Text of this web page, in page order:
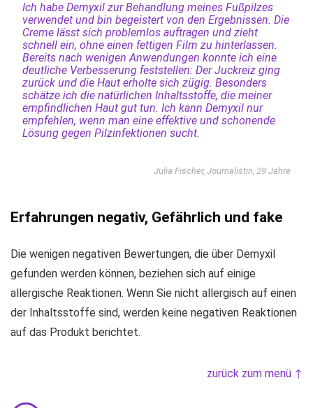
Ich habe Demyxil zur Behandlung meines Fußpilzes
verwendet und bin begeistert von den Ergebnissen. Die
Creme lässt sich problemlos auftragen und zieht
schnell ein, ohne einen fettigen Film zu hinterlassen.
Bereits nach wenigen Anwendungen konnte ich eine
deutliche Verbesserung feststellen: Der Juckreiz ging
zurück und die Haut erholte sich zügig. Besonders
schätze ich die natürlichen Inhaltsstoffe, die meiner
empfindlichen Haut gut tun. Ich kann Demyxil nur
empfehlen, wenn man eine effektive und schonende
Lösung gegen Pilzinfektionen sucht.
Julia Fischer, Journalistin, 29 Jahre
Erfahrungen negativ, Gefährlich und fake
Die wenigen negativen Bewertungen, die über Demyxil
gefunden werden können, beziehen sich auf einige
allergische Reaktionen. Wenn Sie nicht allergisch auf einen
der Inhaltsstoffe sind, werden keine negativen Reaktionen
auf das Produkt berichtet.
zurück zum menü ↑